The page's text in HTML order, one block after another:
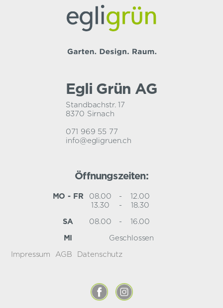
Egli Grün AG
Standbachstr. 17
8370 Sirnach
071 969 55 77
info@egligruen.ch
Öffnungszeiten:
MO - FR 08.00 -
12.00
13.30
- 18.30
SA 08.00 - 16.00
MI Geschlossen
Impressum AGB Datenschutz